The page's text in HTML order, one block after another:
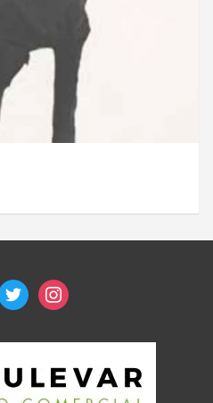
instagram